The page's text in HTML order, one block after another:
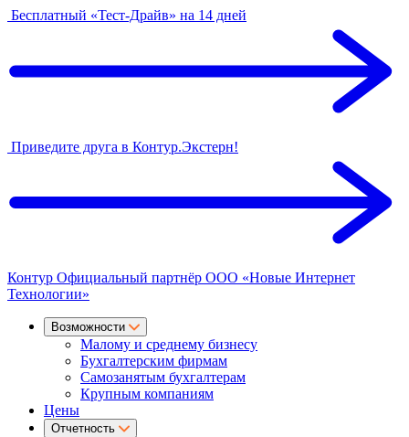
Бесплатный «Тест-Драйв» на 14 дней
Приведите друга в Контур.Экстерн!
Контур Официальный партнёр ООО «Новые Интернет
Технологии»
Возможности
Малому и среднему бизнесу
Бухгалтерским фирмам
Самозанятым бухгалтерам
Крупным компаниям
Цены
Отчетность